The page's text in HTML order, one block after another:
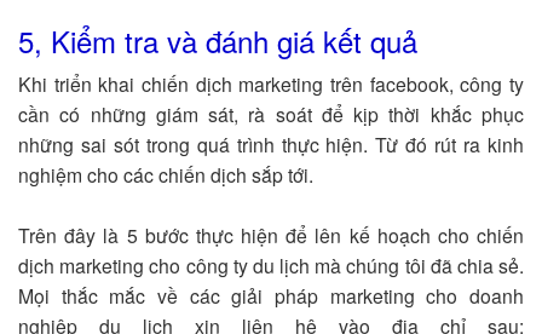
5, Kiểm tra và đánh giá kết quả
Khi triển khai chiến dịch marketing trên facebook, công ty
cần có những giám sát, rà soát để kịp thời khắc phục
những sai sót trong quá trình thực hiện. Từ đó rút ra kinh
nghiệm cho các chiến dịch sắp tới.
Trên đây là 5 bước thực hiện để lên kế hoạch cho chiến
dịch marketing cho công ty du lịch mà chúng tôi đã chia sẻ.
Mọi thắc mắc về các giải pháp marketing cho doanh
nghiệp du lịch xin liên hệ vào địa chỉ sau: